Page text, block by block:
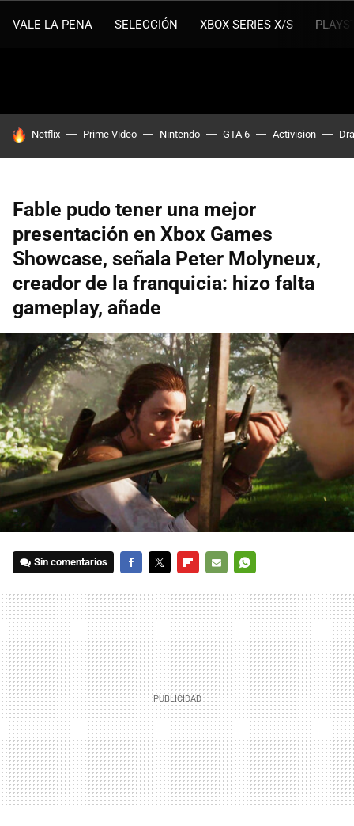
VALE LA PENA SELECCIÓN XBOX SERIES X/S
HOY SE HABLA DE
Netflix Prime Video Nintendo GTA 6 Activision
Fable pudo tener una mejor
presentación en Xbox Games
Showcase, señala Peter Molyneux,
creador de la franquicia: hizo falta
gameplay, añade
Sin comentarios
MAIL